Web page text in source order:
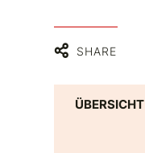
SHARE
ÜBERSICHT